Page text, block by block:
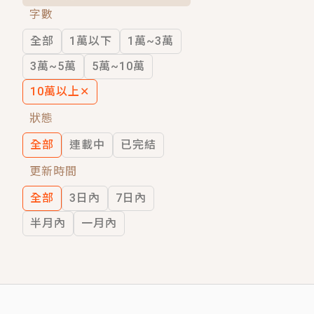
穿越｜《穿越遠古後成了野人娘子》你
字數
全部
1萬以下
1萬~3萬
3萬~5萬
5萬~10萬
10萬以上 ✕
狀態
全部
連載中
已完結
更新時間
全部
3日內
7日內
半月內
一月內